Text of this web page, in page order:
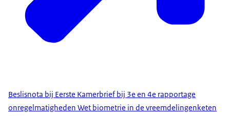
Beslisnota bij Eerste Kamerbrief bij 3e en 4e rapportage
onregelmatigheden Wet biometrie in de vreemdelingenketen